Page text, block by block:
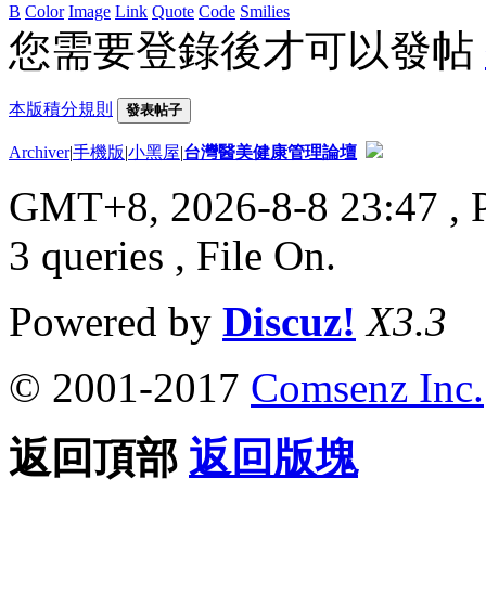
B Color Image Link Quote Code Smilies
您需要登錄後才可以發帖
本版積分規則 發表帖子
Archiver|手機版|小黑屋|台灣醫美健康管理論壇
GMT+8, 2026-8-8 23:47 ,
3 queries , File On.
Powered by Discuz! X3.3
© 2001-2017 Comsenz Inc.
返回頂部 返回版塊